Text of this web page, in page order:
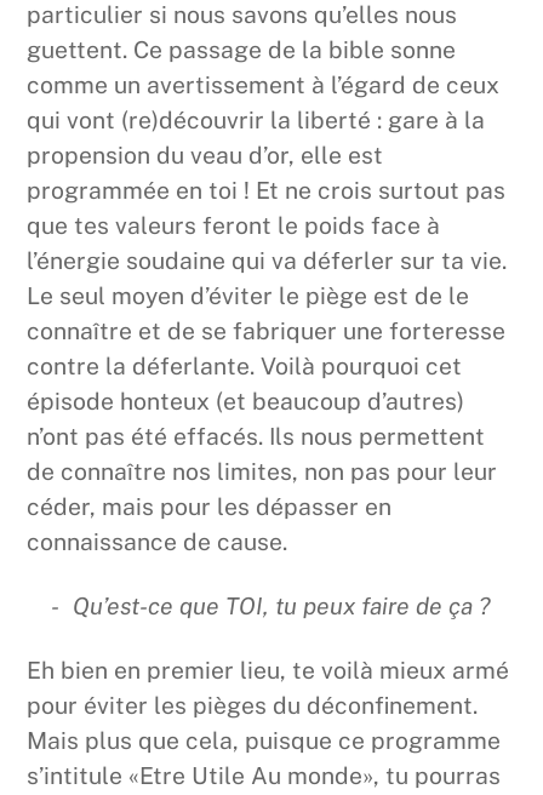
particulier si nous savons qu’elles nous
guettent. Ce passage de la bible sonne
comme un avertissement à l’égard de ceux
qui vont (re)découvrir la liberté : gare à la
propension du veau d’or, elle est
programmée en toi ! Et ne crois surtout pas
que tes valeurs feront le poids face à
l’énergie soudaine qui va déferler sur ta vie.
Le seul moyen d’éviter le piège est de le
connaître et de se fabriquer une forteresse
contre la déferlante. Voilà pourquoi cet
épisode honteux (et beaucoup d’autres)
n’ont pas été effacés. Ils nous permettent
de connaître nos limites, non pas pour leur
céder, mais pour les dépasser en
connaissance de cause.
Qu’est-ce que TOI, tu peux faire de ça ?
Eh bien en premier lieu, te voilà mieux armé
pour éviter les pièges du déconfinement.
Mais plus que cela, puisque ce programme
s’intitule «Etre Utile Au monde», tu pourras